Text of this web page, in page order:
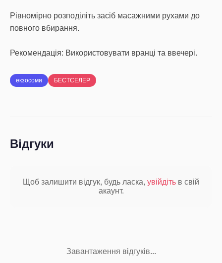
Рівномірно розподіліть засіб масажними рухами до
повного вбирання.
Рекомендація: Використовувати вранці та ввечері.
екзосоми БЕСТСЕЛЕР
Відгуки
Щоб залишити відгук, будь ласка, увійдіть в свій
акаунт.
Завантаження відгуків...